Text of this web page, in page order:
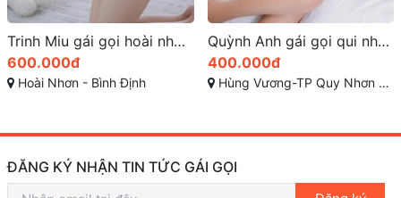
Quỳnh Anh gái gọi qui nhơn dâm mặt xinh
400.000đ
Hùng Vương-TP Quy Nhơn - Bình Định
Phương Lan quá dâm quá ngon dịch vụ Bj như phim sex
500.000đ
Đường Số 21, Phường 8, Gò Vấp, Hồ Chí Minh
ĐĂNG KÝ NHẬN TIN TỨC GÁI GỌI